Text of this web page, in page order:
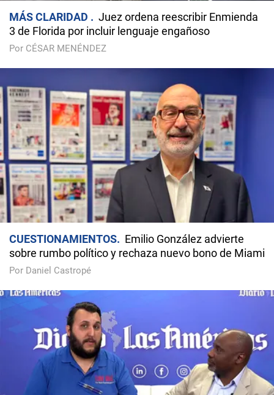
MÁS CLARIDAD
Juez ordena reescribir Enmienda
3 de Florida por incluir lenguaje engañoso
Por CÉSAR MENÉNDEZ
CUESTIONAMIENTOS
Emilio González advierte
sobre rumbo político y rechaza nuevo bono de Miami
Por Daniel Castropé